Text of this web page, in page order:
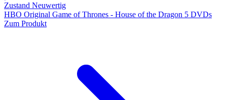
Zustand Neuwertig
HBO Original Game of Thrones - House of the Dragon 5 DVDs
Zum Produkt